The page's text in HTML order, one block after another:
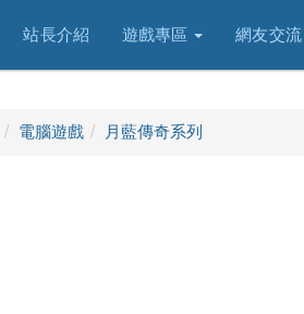
站長介紹 遊戲專區 網友交流
電腦遊戲 月藍傳奇系列